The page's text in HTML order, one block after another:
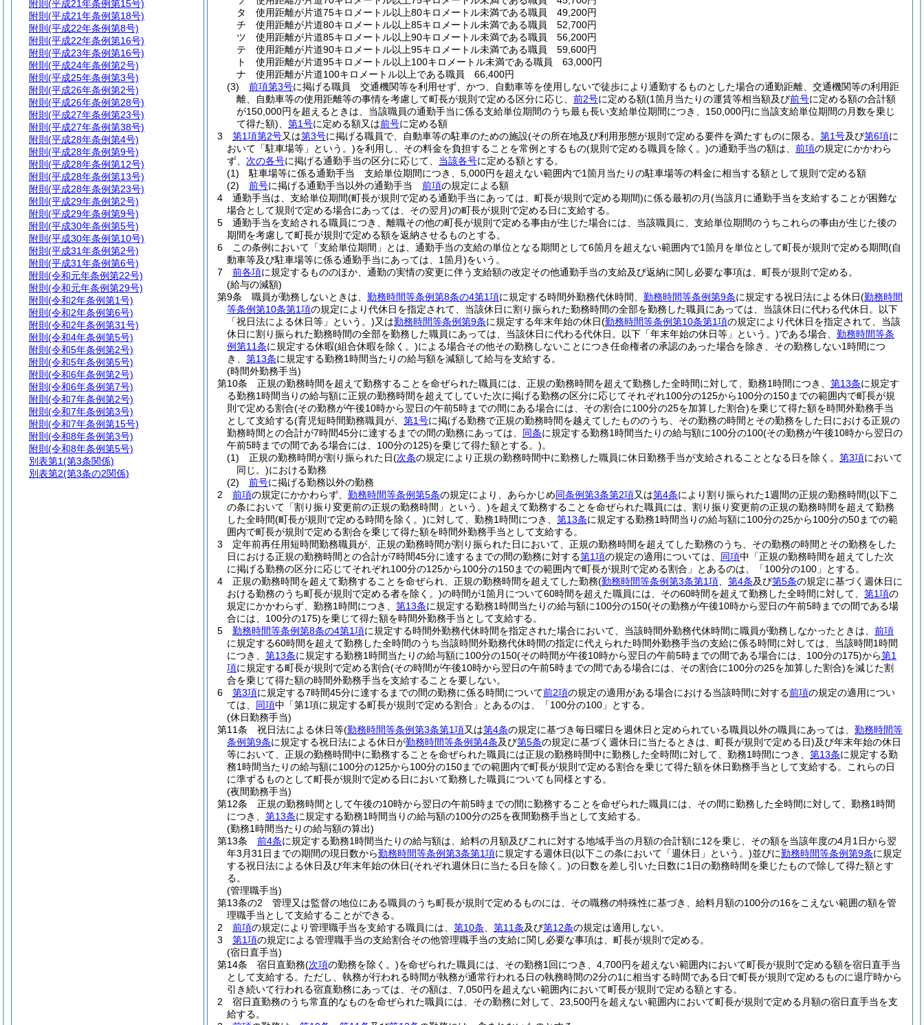
タ
使用距離が片道75キロメートル以上80キロメートル未満である職員 49,200円
チ
使用距離が片道80キロメートル以上85キロメートル未満である職員 52,700円
ツ
使用距離が片道85キロメートル以上90キロメートル未満である職員 56,200円
テ
使用距離が片道90キロメートル以上95キロメートル未満である職員 59,600円
ト
使用距離が片道95キロメートル以上100キロメートル未満である職員 63,000円
ナ
使用距離が片道100キロメートル以上である職員 66,400円
(3)
前項第3号に掲げる職員 交通機関等を利用せず、かつ、自動車等を使用しないで徒歩により通勤するものとした場合の通勤距離、交通機関等の利用距
離、自動車等の使用距離等の事情を考慮して町長が規則で定める区分に応じ、 前2号に定める額(1箇月当たりの運賃等相当額及び前号に定める額の合計額
が150,000円を超えるときは、当該職員の通勤手当に係る支給単位期間のうち最も長い支給単位期間につき、150,000円に当該支給単位期間の月数を乗じ
て得た額)
第1号に定める額又は前号に定める額
3
第1項第2号又は第3号に掲げる職員で、自動車等の駐車のための施設(その所在地及び利用形態が規則で定める要件を満たすものに限る。 第1号及び第6項に
おいて「駐車場等」という。)を利用し、その料金を負担することを常例とするもの(規則で定める職員を除く。)の通勤手当の額は、 前項の規定にかかわら
ず、 次の各号に掲げる通勤手当の区分に応じて、 当該各号に定める額とする。
(1)
駐車場等に係る通勤手当 支給単位期間につき、5,000円を超えない範囲内で1箇月当たりの駐車場等の料金に相当する額として規則で定める額
(2)
前号に掲げる通勤手当以外の通勤手当 前項の規定による額
4
通勤手当は、支給単位期間(町長が規則で定める通勤手当にあっては、町長が規則で定める期間)に係る最初の月(当該月に通勤手当を支給することが困難な
場合として規則で定める場合にあっては、その翌月)の町長が規則で定める日に支給する。
5
通勤手当を支給される職員につき、離職その他の町長が規則で定める事由が生じた場合には、当該職員に、支給単位期間のうちこれらの事由が生じた後の
期間を考慮して町長が規則で定める額を返納させるものとする。
6
この条例において「支給単位期間」とは、通勤手当の支給の単位となる期間として6箇月を超えない範囲内で1箇月を単位として町長が規則で定める期間(自
動車等及び駐車場等に係る通勤手当にあっては、1箇月)をいう。
7
前各項に規定するもののほか、通勤の実情の変更に伴う支給額の改定その他通勤手当の支給及び返納に関し必要な事項は、町長が規則で定める。
(給与の減額)
第9条
職員が勤務しないときは、 勤務時間等条例第8条の4第1項に規定する時間外勤務代休時間、 勤務時間等条例第9条に規定する祝日法による休日(勤務時間
等条例第10条第1項の規定により代休日を指定されて、当該休日に割り振られた勤務時間の全部を勤務した職員にあっては、当該休日に代わる代休日。以下
「祝日法による休日等」という。)又は勤務時間等条例第9条に規定する年末年始の休日(勤務時間等条例第10条第1項の規定により代休日を指定されて、当該
休日に割り振られた勤務時間の全部を勤務した職員にあっては、当該休日に代わる代休日。以下「年末年始の休日等」という。)である場合、 勤務時間等条
例第11条に規定する休暇(組合休暇を除く。)による場合その他その勤務しないことにつき任命権者の承認のあった場合を除き、その勤務しない1時間につ
き、 第13条に規定する勤務1時間当たりの給与額を減額して給与を支給する。
(時間外勤務手当)
第10条
正規の勤務時間を超えて勤務することを命ぜられた職員には、正規の勤務時間を超えて勤務した全時間に対して、勤務1時間につき、 第13条に規定す
る勤務1時間当りの給与額に正規の勤務時間を超えてしていた次に掲げる勤務の区分に応じてそれぞれ100分の125から100分の150までの範囲内で町長が規
則で定める割合(その勤務が午後10時から翌日の午前5時までの間にある場合には、その割合に100分の25を加算した割合)を乗じて得た額を時間外勤務手当
として支給する(育児短時間勤務職員が、 第1号に掲げる勤務で正規の勤務時間を越えてしたもののうち、その勤務の時間とその勤務をした日における正規の
勤務時間との合計が7時間45分に達するまでの間の勤務にあっては、 同条に規定する勤務1時間当たりの給与額に100分の100(その勤務が午後10時から翌日の
午前5時までの間である場合には、100分の125)を乗じて得た額とする。)。
(1)
正規の勤務時間が割り振られた日(次条の規定により正規の勤務時間中に勤務した職員に休日勤務手当が支給されることとなる日を除く。 第3項において
同じ。)における勤務
(2)
前号に掲げる勤務以外の勤務
2
前項の規定にかかわらず、 勤務時間等条例第5条の規定により、あらかじめ同条例第3条第2項又は第4条により割り振られた1週間の正規の勤務時間(以下こ
の条において「割り振り変更前の正規の勤務時間」という。)を超えて勤務することを命ぜられた職員には、割り振り変更前の正規の勤務時間を超えて勤務
した全時間(町長が規則で定める時間を除く。)に対して、勤務1時間につき、 第13条に規定する勤務1時間当りの給与額に100分の25から100分の50までの範
囲内で町長が規則で定める割合を乗じて得た額を時間外勤務手当として支給する。
3
定年前再任用短時間勤務職員が、正規の勤務時間が割り振られた日において、正規の勤務時間を超えてした勤務のうち、その勤務の時間とその勤務をした
日における正規の勤務時間との合計が7時間45分に達するまでの間の勤務に対する第1項の規定の適用については、 同項中「正規の勤務時間を超えてした次
に掲げる勤務の区分に応じてそれぞれ100分の125から100分の150までの範囲内で町長が規則で定める割合」とあるのは、「100分の100」とする。
4
正規の勤務時間を超えて勤務することを命ぜられ、正規の勤務時間を超えてした勤務(勤務時間等条例第3条第1項 第4条及び第5条の規定に基づく週休日に
おける勤務のうち町長が規則で定める者を除く。)の時間が1箇月について60時間を超えた職員には、その60時間を超えて勤務した全時間に対して、 第1項の
規定にかかわらず、勤務1時間につき、 第13条に規定する勤務1時間当たりの給与額に100分の150(その勤務が午後10時から翌日の午前5時までの間である場
合には、100分の175)を乗じて得た額を時間外勤務手当として支給する。
5
勤務時間等条例第8条の4第1項に規定する時間外勤務代休時間を指定された場合において、当該時間外勤務代休時間に職員が勤務しなかったときは、 前項
に規定する60時間を超えて勤務した全時間のうち当該時間外勤務代休時間の指定に代えられた時間外勤務手当の支給に係る時間に対しては、当該時間1時間
につき、 第13条に規定する勤務1時間当たりの給与額に100分の150(その時間が午後10時から翌日の午前5時までの間である場合には、100分の175)から第1
項に規定する町長が規則で定める割合(その時間が午後10時から翌日の午前5時までの間である場合には、その割合に100分の25を加算した割合)を減じた割
合を乗じて得た額の時間外勤務手当を支給することを要しない。
6
第3項に規定する7時間45分に達するまでの間の勤務に係る時間について前2項の規定の適用がある場合における当該時間に対する前項の規定の適用につい
ては、 同項中「第1項に規定する町長が規則で定める割合」とあるのは、「100分の100」とする。
(休日勤務手当)
第11条
祝日法による休日等(勤務時間等条例第3条第1項又は第4条の規定に基づき毎日曜日を週休日と定められている職員以外の職員にあっては、 勤務時間等
条例第9条に規定する祝日法による休日が勤務時間等条例第4条及び第5条の規定に基づく週休日に当たるときは、町長が規則で定める日)及び年末年始の休日
等において、正規の勤務時間中に勤務することを命ぜられた職員には正規の勤務時間中に勤務した全時間に対して、勤務1時間につき、 第13条に規定する勤
務1時間当たりの給与額に100分の125から100分の150までの範囲内で町長が規則で定める割合を乗じて得た額を休日勤務手当として支給する。
これらの日
に準ずるものとして町長が規則で定める日において勤務した職員についても同様とする。
(夜間勤務手当)
第12条
正規の勤務時間として午後の10時から翌日の午前5時までの間に勤務することを命ぜられた職員には、その間に勤務した全時間に対して、勤務1時間
につき、 第13条に規定する勤務1時間当りの給与額の100分の25を夜間勤務手当として支給する。
(勤務1時間当たりの給与額の算出)
第13条
前4条に規定する勤務1時間当たりの給与額は、給料の月額及びこれに対する地域手当の月額の合計額に12を乗じ、その額を当該年度の4月1日から翌
年3月31日までの期間の現日数から勤務時間等条例第3条第1項に規定する週休日(以下この条において「週休日」という。)並びに勤務時間等条例第9条に規定
する祝日法による休日及び年末年始の休日(それぞれ週休日に当たる日を除く。)の日数を差し引いた日数に1日の勤務時間を乗じたもので除して得た額とす
る。
(管理職手当)
第13条の2
管理又は監督の地位にある職員のうち町長が規則で定めるものには、その職務の特殊性に基づき、給料月額の100分の16をこえない範囲の額を管
理職手当として支給することができる。
2
前項の規定により管理職手当を支給する職員には、 第10条 第11条及び第12条の規定は適用しない。
3
第1項の規定による管理職手当の支給割合その他管理職手当の支給に関し必要な事項は、町長が規則で定める。
(宿日直手当)
第14条
宿日直勤務(次項の勤務を除く。)を命ぜられた職員には、その勤務1回につき、4,700円を超えない範囲内において町長が規則で定める額を宿日直手当
として支給する。 ただし、執務が行われる時間が執務が通常行われる日の執務時間の2分の1に相当する時間である日で町長が規則で定めるものに退庁時から
引き続いて行われる宿直勤務にあっては、その額は、7,050円を超えない範囲内において町長が規則で定める額とする。
2
宿日直勤務のうち常直的なものを命ぜられた職員には、その勤務に対して、23,500円を超えない範囲内において町長が規則で定める月額の宿日直手当を支
給する。
附則 (平成21年条例第15号)
附則 (平成21年条例第18号)
附則 (平成22年条例第8号)
附則 (平成22年条例第16号)
附則 (平成23年条例第16号)
附則 (平成24年条例第2号)
附則 (平成25年条例第3号)
附則 (平成26年条例第2号)
附則 (平成26年条例第28号)
附則 (平成27年条例第23号)
附則 (平成27年条例第38号)
附則 (平成28年条例第4号)
附則 (平成28年条例第9号)
附則 (平成28年条例第12号)
附則 (平成28年条例第13号)
附則 (平成28年条例第23号)
附則 (平成29年条例第2号)
附則 (平成29年条例第9号)
附則 (平成30年条例第5号)
附則 (平成30年条例第10号)
附則 (平成31年条例第2号)
附則 (平成31年条例第6号)
附則 (令和元年条例第22号)
附則 (令和元年条例第29号)
附則 (令和2年条例第1号)
附則 (令和2年条例第6号)
附則 (令和2年条例第31号)
附則 (令和4年条例第5号)
附則 (令和5年条例第2号)
附則 (令和5年条例第5号)
附則 (令和6年条例第2号)
附則 (令和6年条例第7号)
附則 (令和7年条例第2号)
附則 (令和7年条例第3号)
附則 (令和7年条例第15号)
附則 (令和8年条例第3号)
附則 (令和8年条例第5号)
別表第1(第3条関係)
別表第2(第3条の2関係)